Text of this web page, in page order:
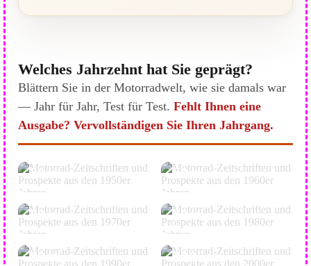
Welches Jahrzehnt hat Sie geprägt?
Blättern Sie in der Motorradwelt, wie sie damals war
— Jahr für Jahr, Test für Test. Fehlt Ihnen eine
Ausgabe? Vervollständigen Sie Ihren Jahrgang.
50er 60er
70er
GSX-R · RD350LC ·
80er
FIREBLADE · 916 ·
90er
YZF-R1 · TUONO ·
2000er